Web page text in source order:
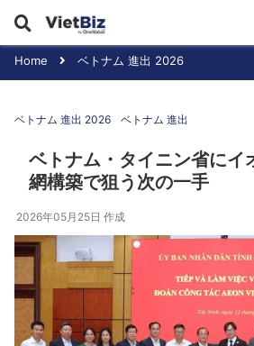
Home ベトナム 進出 2026
ベトナム 進出 2026 ベトナム 進出
ベトナム・タイニン省にイ
網構築で狙う次の一手
2026年05月25日 作成